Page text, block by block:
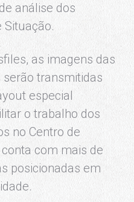
análise dos
Situação.
as imagens das
transmitidas
especial
o trabalho dos
no Centro de
conta com mais de
posicionadas em